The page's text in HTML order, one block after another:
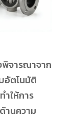
พิจารณาจาก
อัตโนมัติ
ำให้การ
านความ